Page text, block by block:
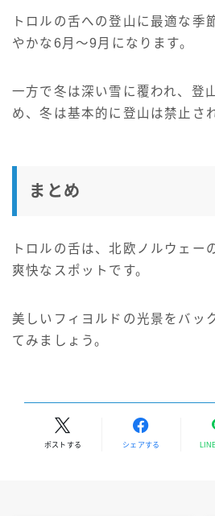
トロルの舌への登山に最適な季
やかな6月〜9月になります。
一方で冬は深い雪に覆われ、登
め、冬は基本的に登山は禁止さ
まとめ
トロルの舌は、北欧ノルウェー
爽快なスポットです。
美しいフィヨルドの光景をバッ
てみましょう。
ポストする シェアする